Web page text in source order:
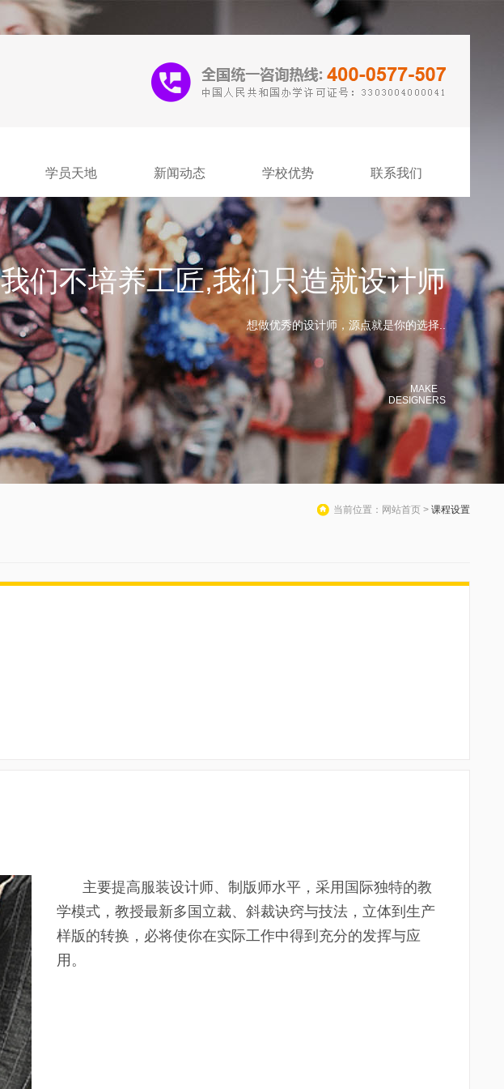
学员天地 新闻动态 学校优势 联系我们
我们不培养工匠,我们只造就设计师
想做优秀的设计师，源点就是你的选择..
MAKE
DESIGNERS
当前位置：网站首页 > 课程设置
主要提高服装设计师、制版师水平，采用国际独特的教
学模式，教授最新多国立裁、斜裁诀窍与技法，立体到生产
样版的转换，必将使你在实际工作中得到充分的发挥与应
用。